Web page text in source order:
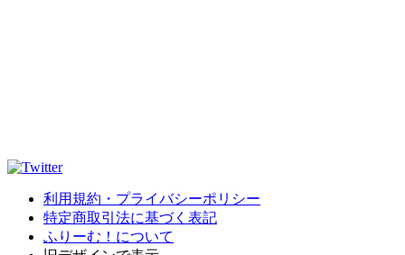
利用規約・プライバシーポリシー
特定商取引法に基づく表記
ふりーむ！について